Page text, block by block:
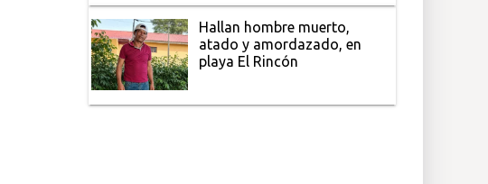
Hallan hombre muerto,
atado y amordazado, en
playa El Rincón